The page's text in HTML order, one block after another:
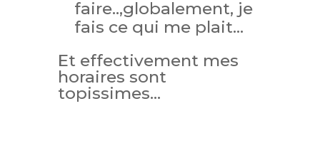
faire..,globalement, je
fais ce qui me plait…
Et effectivement mes
horaires sont
topissimes…